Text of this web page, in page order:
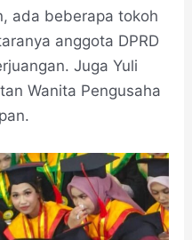
ada beberapa tokoh
anggota DPRD
Juga Yuli
Wanita Pengusaha